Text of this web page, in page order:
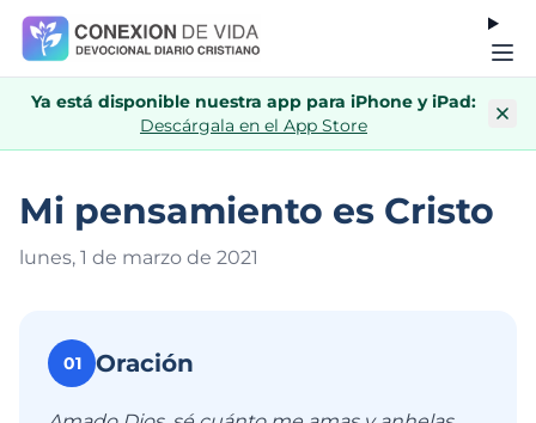
Ya está disponible nuestra app para iPhone y iPad:
Descárgala en el App Store
Mi pensamiento es Cristo
lunes, 1 de marzo de 2021
01 Oración